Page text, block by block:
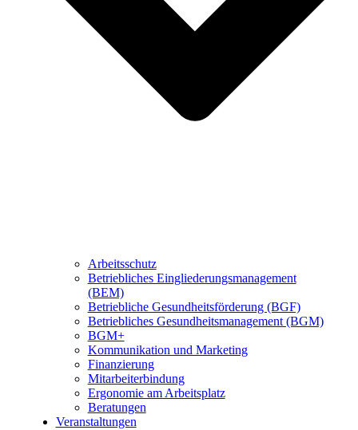
Arbeitsschutz
Betriebliches Eingliederungsmanagement
(BEM)
Betriebliche Gesundheitsförderung (BGF)
Betriebliches Gesundheitsmanagement (BGM)
BGM+
Kommunikation und Marketing
Finanzierung
Mitarbeiterbindung
Ergonomie am Arbeitsplatz
Beratungen
Veranstaltungen